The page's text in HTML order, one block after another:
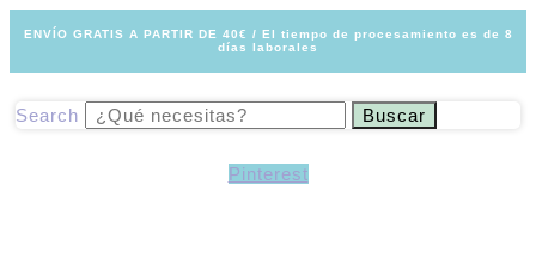
ENVÍO GRATIS A PARTIR DE 40€ / El tiempo de procesamiento es de 8
días laborales
Search Buscar
Pinterest